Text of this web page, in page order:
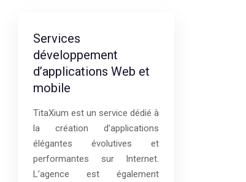
Services
développement
d’applications Web et
mobile
TitaXium est un service dédié à
la création d’applications
élégantes évolutives et
performantes sur Internet.
L’agence est également